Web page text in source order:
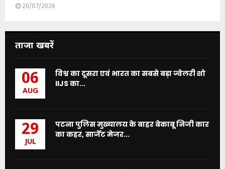
20/07/2026
ताजा खबरें
06
AUG
विश्व का दूसरा एवं भारत का सबसे बड़ा ज्वेलरी शो
IIJS का...
29
JUL
पटना पुलिस मुख्यालय के बाहर बेकाबू निजी कार
का कहर, सार्जेंट मेजर...